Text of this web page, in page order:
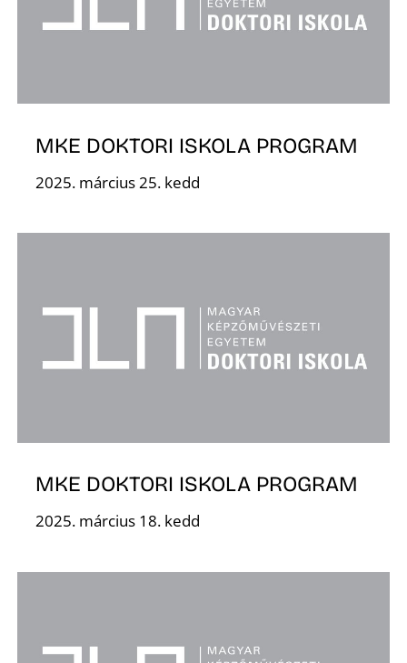
MKE DOKTORI ISKOLA PROGRAM
2025. március 25. kedd
MKE DOKTORI ISKOLA PROGRAM
2025. március 18. kedd